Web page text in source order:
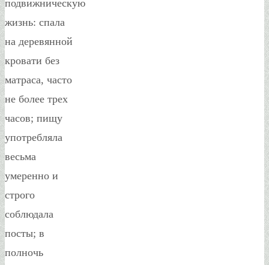
подвижническую
жизнь: спала
на деревянной
кровати без
матраса, часто
не более трех
часов; пищу
употребляла
весьма
умеренно и
строго
соблюдала
посты; в
полночь